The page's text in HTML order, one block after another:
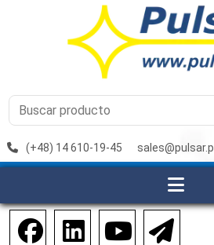
(+48) 14 610-19-45 sales@pulsar.pl